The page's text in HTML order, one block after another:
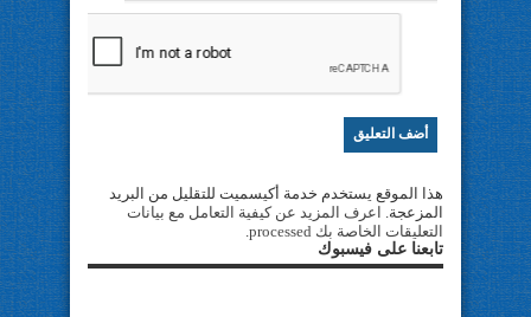
هذا الموقع يستخدم خدمة أكيسميت للتقليل من البريد
المزعجة. اعرف المزيد عن كيفية التعامل مع بيانات
التعليقات الخاصة بك processed
تابعنا على فيسبوك